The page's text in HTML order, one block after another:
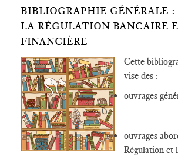
BIBLIOGRAPHIE GÉNÉRALE
LA RÉGULATION BANCAIRE
FINANCIÈRE
Cette
vise des :
ouvrages
ouvrages
Régulation et